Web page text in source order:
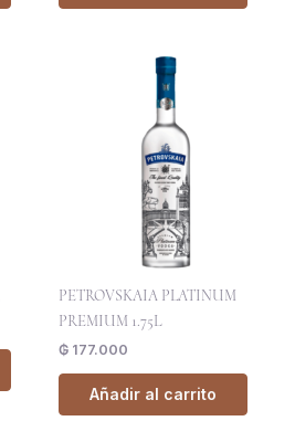
PETROVSKAIA PLATINUM
PREMIUM 1.75L
₲ 177.000
Añadir al carrito